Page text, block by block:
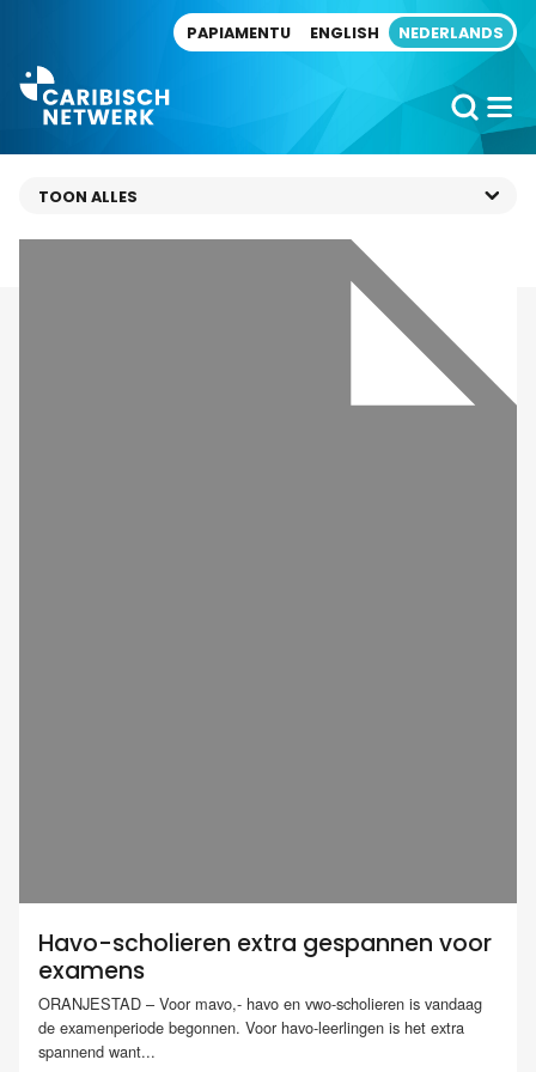
PAPIAMENTU ENGLISH NEDERLANDS
Havo-scholieren extra gespannen voor
examens
ORANJESTAD – Voor mavo,- havo en vwo-scholieren is vandaag
de examenperiode begonnen. Voor havo-leerlingen is het extra
spannend want...